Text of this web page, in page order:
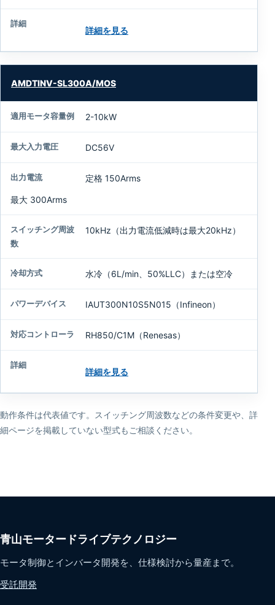
詳細を見る
AMDTINV-SL300A/MOS
2-10kW
DC56V
定格 150Arms
最大 300Arms
10kHz（出力電流低減時は最大20kHz）
水冷（6L/min、50%LLC）または空冷
IAUT300N10S5N015（Infineon）
RH850/C1M（Renesas）
詳細を見る
動作条件は代表値です。スイッチング周波数などの条件変更や、詳
細ページを掲載していない型式もご相談ください。
青山モータードライブテクノロジー
モータ制御とインバータ開発を、仕様検討から量産まで。
受託開発